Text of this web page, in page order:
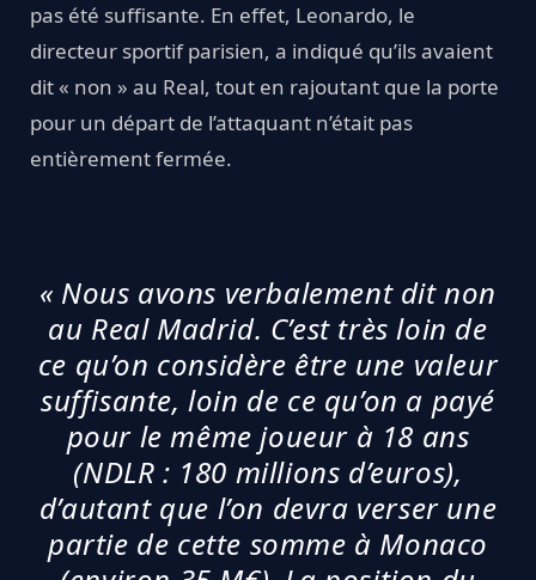
pas été suffisante. En effet, Leonardo, le
directeur sportif parisien, a indiqué qu’ils avaient
dit « non » au Real, tout en rajoutant que la porte
pour un départ de l’attaquant n’était pas
entièrement fermée.
« Nous avons verbalement dit non
au Real Madrid. C’est très loin de
ce qu’on considère être une valeur
suffisante, loin de ce qu’on a payé
pour le même joueur à 18 ans
(NDLR : 180 millions d’euros),
d’autant que l’on devra verser une
partie de cette somme à Monaco